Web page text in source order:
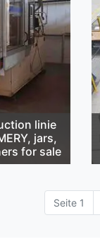
linie
jars,
for sale
Seite 1